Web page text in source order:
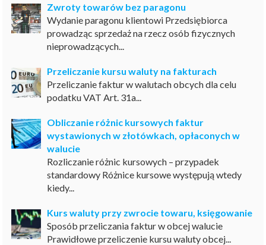
Zwroty towarów bez paragonu
Wydanie paragonu klientowi Przedsiębiorca
prowadząc sprzedaż na rzecz osób fizycznych
nieprowadzących...
Przeliczanie kursu waluty na fakturach
Przeliczanie faktur w walutach obcych dla celu
podatku VAT Art. 31a...
Obliczanie różnic kursowych faktur
wystawionych w złotówkach, opłaconych w
walucie
Rozliczanie różnic kursowych – przypadek
standardowy Różnice kursowe występują wtedy
kiedy...
Kurs waluty przy zwrocie towaru, księgowanie
Sposób przeliczania faktur w obcej walucie
Prawidłowe przeliczenie kursu waluty obcej...